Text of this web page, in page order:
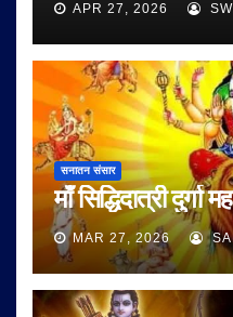
APR 27, 2026
सनातन संसार
माँ सिद्धिदात्री दुर्गा
MAR 27, 2026